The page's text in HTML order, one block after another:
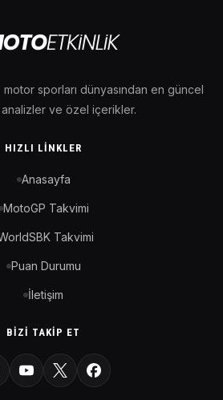
sporları dünyasından en güncel
ve özel içerikler.
HIZLI LINKLER
Anasayfa
MotoGP Takvimi
Takvimi
Puan Durumu
İletişim
BIZI TAKIP ET